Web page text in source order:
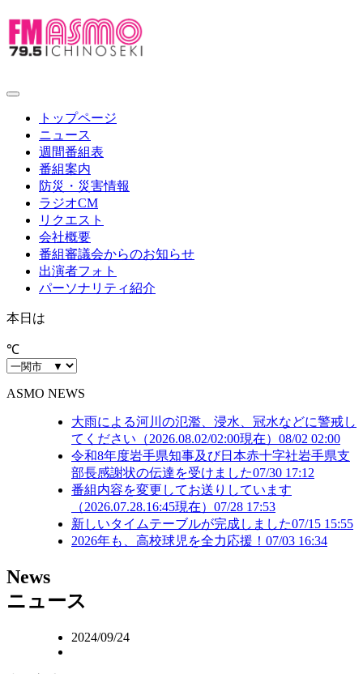
toggle
navigationトップページ
ニュース
週間番組表
番組案内
防災・災害情報
ラジオCM
リクエスト
会社概要
番組審議会からのお知らせ
出演者フォト
パーソナリティ紹介
本日は
℃
ASMO NEWS
大雨による河川の氾濫、浸水、冠水などに警戒し
てください（2026.08.02/02:00現在） 08/02 02:00
令和8年度岩手県知事及び日本赤十字社岩手県支
部長感謝状の伝達を受けました07/30 17:12
番組内容を変更してお送りしています
（2026.07.28.16:45現在） 07/28 17:53
新しいタイムテーブルが完成しました07/15 15:55
2026年も、高校球児を全力応援！ 07/03 16:34
News
ニュース
2024/09/24